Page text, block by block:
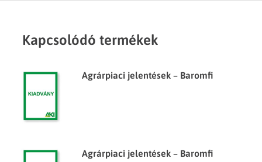
Kapcsolódó termékek
Agrárpiaci jelentések – Baromfi
Agrárpiaci jelentések – Baromfi